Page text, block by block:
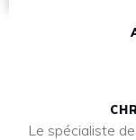
Le spécialiste